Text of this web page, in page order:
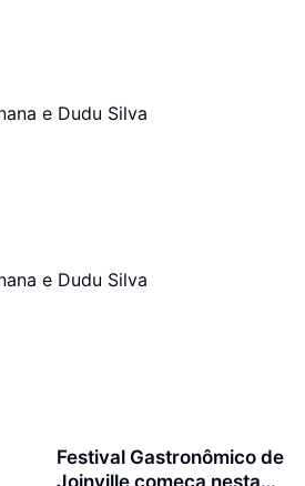
e Dudu Silva
e Dudu Silva
Festival Gastronômico de